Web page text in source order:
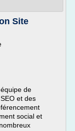
Site
de
et des
social et